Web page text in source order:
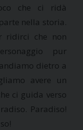
che ci ridà
nella storia.
ridirci che non
pur
dietro a
avere un
ci guida verso
Paradiso!